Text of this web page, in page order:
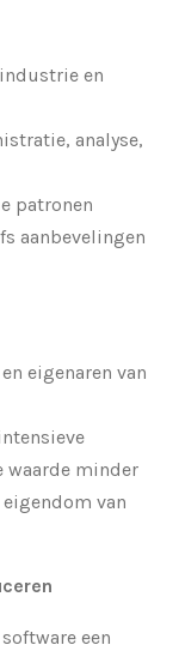
en
analyse,
patronen
aanbevelingen
eigenaren van
waarde minder
van
een